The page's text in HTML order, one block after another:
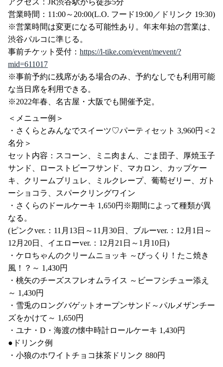
アクセス：JR渋谷駅から徒歩5分
営業時間：11:00～20:00(L.O. フード19:00／ドリンク 19:30)
※営業時間は変更になる可能性あり。年末年始の営業は、
渋谷パルコに準じる。
事前チケット受付： https://l-tike.com/event/mevent/?
mid=611017
※事前予約に残席がある場合のみ、予約なしでも利用可能
な当日席を利用できる。
※2022年春、名古屋・大阪でも開催予定。
＜メニュー例＞
・さくらとみんなでスイーツ♡パーティセット 3,960円＜2
名分＞
セット内容：スコーン、ミニ肉まん、ごま団子、厚焼玉子
サンド、ローストビーフサンド、マカロン、カップケー
キ、クリームブリュレ、ミルクレープ、葡萄ゼリー、ガト
ーショコラ、スパークリングワイン
・さくらのドールケーキ 1,650円※期間によって種類が異
なる。
(ピンクver.：11月13日～11月30日、ブルーver.：12月1日～
12月20日、イエローver.：12月21日～1月10日)
・ケロちゃんのクリームニョッキ ～びっくり！たこ焼き
風！？～ 1,430円
・桃矢のチーズスフレオムライス ～ビーフシチュー添え
～ 1,430円
・雪兎のロングバゲットオープンサンド～パルメザンチー
ズをかけて～ 1,650円
・ユナ・D・海渡の懐中時計ロールケーキ 1,430円
●ドリンク例
・小狼のホワイトチョコ抹茶ドリンク 880円